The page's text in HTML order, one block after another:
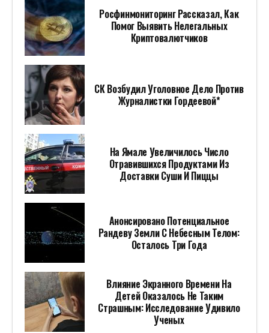
Росфинмониторинг Рассказал, Как
Помог Выявить Нелегальных
Криптовалютчиков
СК Возбудил Уголовное Дело Против
Журналистки Гордеевой*
На Ямале Увеличилось Число
Отравившихся Продуктами Из
Доставки Суши И Пиццы
Анонсировано Потенциальное
Рандеву Земли С Небесным Телом:
Осталось Три Года
Влияние Экранного Времени На
Детей Оказалось Не Таким
Страшным: Исследование Удивило
Ученых